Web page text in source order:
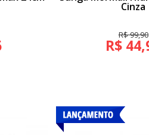
Cinza
R$ 99,90
R$